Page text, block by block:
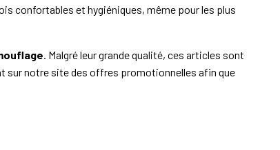
confortables et hygiéniques, même pour les plus
. Malgré leur grande qualité, ces articles sont
sur notre site des offres promotionnelles afin que